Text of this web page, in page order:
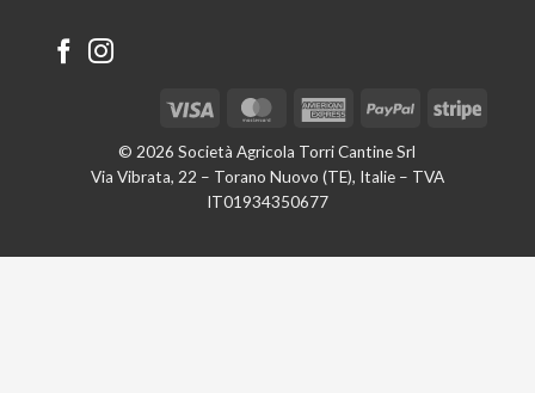
© 2026 Società Agricola Torri Cantine Srl
Via Vibrata, 22 – Torano Nuovo (TE), Italie – TVA
IT01934350677
Visa MasterCardAmericanPayPal Stripe